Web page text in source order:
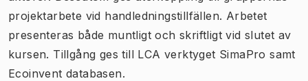
projektarbete vid handledningstillfällen. Arbetet
presenteras både muntligt och skriftligt vid slutet av
kursen. Tillgång ges till LCA verktyget SimaPro samt
Ecoinvent databasen.